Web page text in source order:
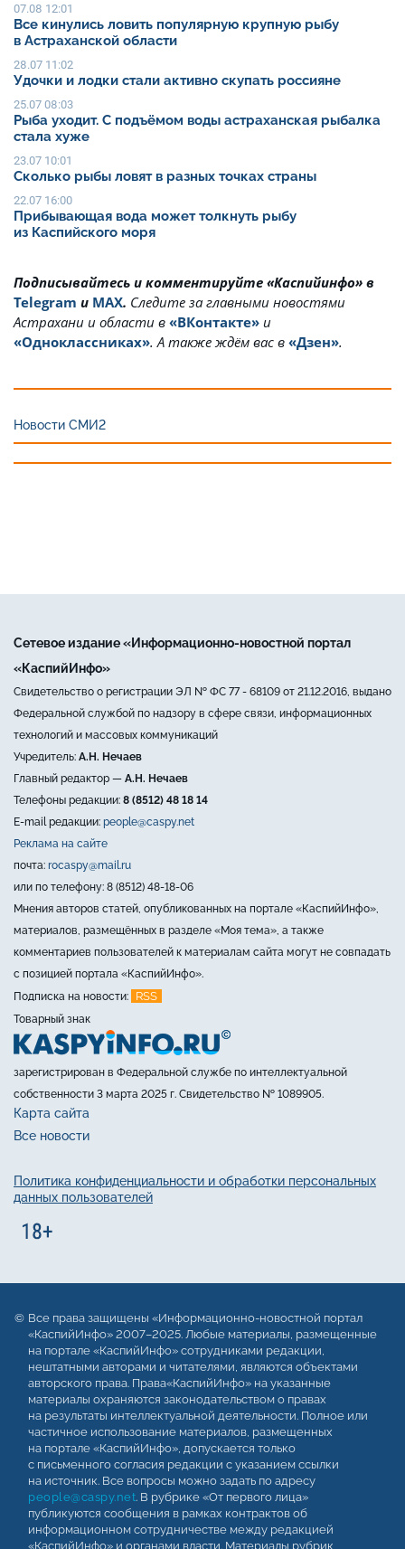
07.08 12:01
Все кинулись ловить популярную крупную рыбу
в Астраханской области
28.07 11:02
Удочки и лодки стали активно скупать россияне
25.07 08:03
Рыба уходит. С подъёмом воды астраханская рыбалка
стала хуже
23.07 10:01
Сколько рыбы ловят в разных точках страны
22.07 16:00
Прибывающая вода может толкнуть рыбу
из Каспийского моря
Подписывайтесь и комментируйте «Каспийинфо» в
Telegram и MAX. Cледите за главными новостями
Астрахани и области в «ВКонтакте» и
«Одноклассниках». А также ждём вас в «Дзен».
Новости СМИ2
Сетевое издание «Информационно-новостной портал
«КаспийИнфо»
Свидетельство о регистрации ЭЛ № ФС 77 - 68109 от 21.12.2016, выдано
Федеральной службой по надзору в сфере связи, информационных
технологий и массовых коммуникаций
Учредитель: А.Н. Нечаев
Главный редактор — А.Н. Нечаев
Телефоны редакции: 8 (8512) 48 18 14
E-mail редакции: people@caspy.net
Реклама на сайте
почта: rocaspy@mail.ru
или по телефону: 8 (8512) 48-18-06
Мнения авторов статей, опубликованных на портале «КаспийИнфо»,
материалов, размещённых в разделе «Моя тема», а также
комментариев пользователей к материалам сайта могут не совпадать
с позицией портала «КаспийИнфо».
Подписка на новости:
RSS
Товарный знак
зарегистрирован в Федеральной службе по интеллектуальной
собственности 3 марта 2025 г. Свидетельство № 1089905.
Карта сайта
Все новости
Политика конфиденциальности и обработки персональных
данных пользователей
Все права защищены «Информационно-новостной портал
«КаспийИнфо» 2007–2025. Любые материалы, размещенные
на портале «КаспийИнфо» сотрудниками редакции,
нештатными авторами и читателями, являются объектами
авторского права. Права«КаспийИнфо» на указанные
материалы охраняются законодательством о правах
на результаты интеллектуальной деятельности. Полное или
частичное использование материалов, размещенных
на портале «КаспийИнфо», допускается только
с письменного согласия редакции с указанием ссылки
на источник. Все вопросы можно задать по адресу
people@caspy.net. В рубрике «От первого лица»
публикуются сообщения в рамках контрактов об
информационном сотрудничестве между редакцией
«КаспийИнфо» и органами власти. Материалы рубрик